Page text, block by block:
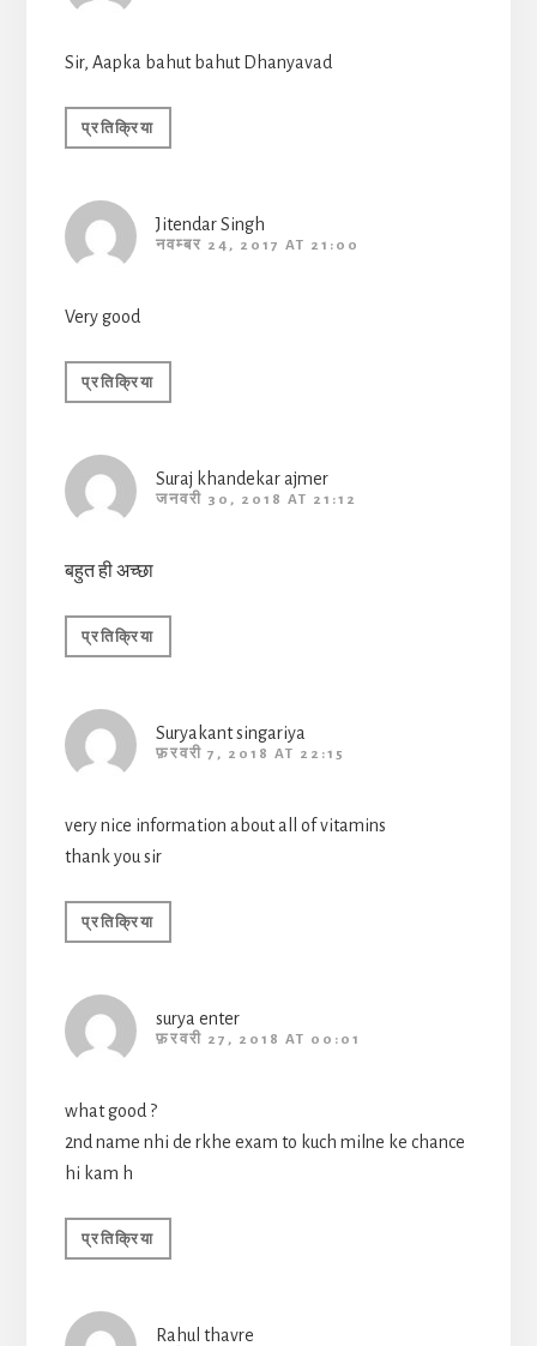
Sir, Aapka bahut bahut Dhanyavad
प्रतिक्रिया
Jitendar Singh
नवम्बर 24, 2017 AT 21:00
Very good
प्रतिक्रिया
Suraj khandekar ajmer
जनवरी 30, 2018 AT 21:12
बहुत ही अच्छा
प्रतिक्रिया
Suryakant singariya
फ़रवरी 7, 2018 AT 22:15
very nice information about all of vitamins
thank you sir
प्रतिक्रिया
surya enter
फ़रवरी 27, 2018 AT 00:01
what good ?
2nd name nhi de rkhe exam to kuch milne ke chance
hi kam h
प्रतिक्रिया
Rahul thavre